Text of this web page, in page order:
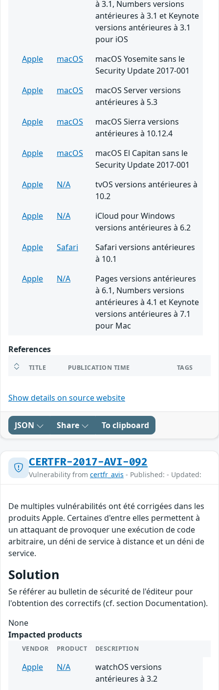
à 3.1, Numbers versions
antérieures à 3.1 et Keynote
versions antérieures à 3.1
pour iOS
Apple
macOS
macOS Yosemite sans le
Security Update 2017-001
Apple
macOS
macOS Server versions
antérieures à 5.3
Apple
macOS
macOS Sierra versions
antérieures à 10.12.4
Apple
macOS
macOS El Capitan sans le
Security Update 2017-001
Apple
N/A
tvOS versions antérieures à
10.2
Apple
N/A
iCloud pour Windows
versions antérieures à 6.2
Apple
Safari
Safari versions antérieures
à 10.1
Apple
N/A
Pages versions antérieures
à 6.1, Numbers versions
antérieures à 4.1 et Keynote
versions antérieures à 7.1
pour Mac
References
TITLE PUBLICATION TIME TAGS
Show details on source website
JSON Share To clipboard
CERTFR-2017-AVI-092
Vulnerability from certfr_avis - Published: - Updated:
De multiples vulnérabilités ont été corrigées dans les
produits Apple. Certaines d'entre elles permettent à
un attaquant de provoquer une exécution de code
arbitraire, un déni de service à distance et un déni de
service.
Solution
Se référer au bulletin de sécurité de l'éditeur pour
l'obtention des correctifs (cf. section Documentation).
None
Impacted products
VENDOR PRODUCT DESCRIPTION
Apple N/A
watchOS versions
antérieures à 3.2